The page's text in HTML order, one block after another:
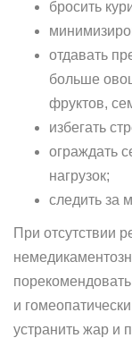
бросить
отдавать
больше
фруктов,
избегать
ограждать
нагрузок;
следить за
При отсутствии
и
устранить жар и